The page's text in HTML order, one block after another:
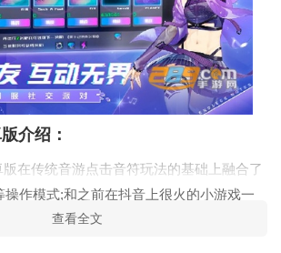
介绍：
在传统音游点击音符玩法的基础上融合了
作模式;和之前在抖音上很火的小游戏一
过手指的快速点击来开始自己的闯关之旅，
查看全文